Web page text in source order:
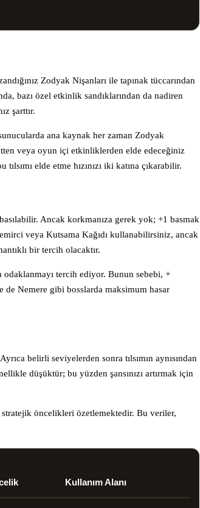
Zodyak Nişanları ile tapınak tüccarından
bazı özel etkinlik sandıklarından da nadiren
şarttır.
ana kaynak her zaman Zodyak
veya oyun içi etkinliklerden elde edeceğiniz
tılsımı elde etme hızınızı iki katına çıkarabilir.
Ancak korkmanıza gerek yok; +1 basmak
veya Kutsama Kağıdı kullanabilirsiniz, ancak
bir tercih olacaktır.
odaklanmayı tercih ediyor. Bunun sebebi, +
de Nemere gibi bosslarda maksimum hasar
belirli seviyelerden sonra tılsımın aynısından
düşüktür; bu yüzden şansınızı artırmak için
stratejik öncelikleri özetlemektedir. Bu veriler,
Kullanım Alanı